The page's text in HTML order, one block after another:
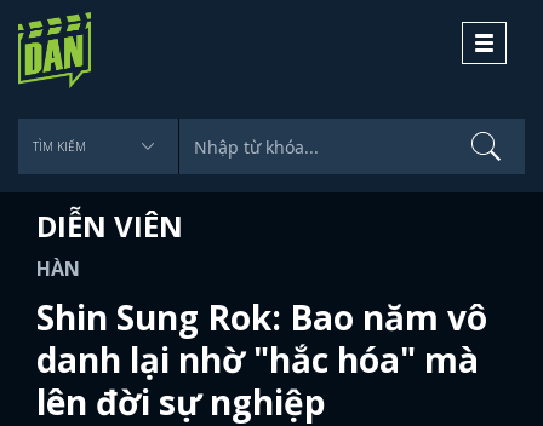
Toggle
DIỄN VIÊN
HÀN
Shin Sung Rok: Bao năm vô
danh lại nhờ "hắc hóa" mà
lên đời sự nghiệp